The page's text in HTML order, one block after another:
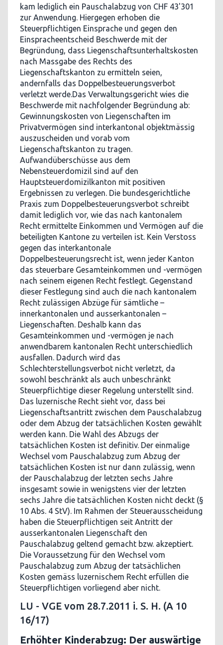
kam lediglich ein Pauschalabzug von CHF 43'301
zur Anwendung. Hiergegen erhoben die
Steuerpflichtigen Einsprache und gegen den
Einspracheentscheid Beschwerde mit der
Begründung, dass Liegenschaftsunterhaltskosten
nach Massgabe des Rechts des
Liegenschaftskanton zu ermitteln seien,
andernfalls das Doppelbesteuerungsverbot
verletzt werde.Das Verwaltungsgericht wies die
Beschwerde mit nachfolgender Begründung ab:
Gewinnungskosten von Liegenschaften im
Privatvermögen sind interkantonal objektmässig
auszuscheiden und vorab vom
Liegenschaftskanton zu tragen.
Aufwandüberschüsse aus dem
Nebensteuerdomizil sind auf den
Hauptsteuerdomizilkanton mit positiven
Ergebnissen zu verlegen. Die bundesgerichtliche
Praxis zum Doppelbesteuerungsverbot schreibt
damit lediglich vor, wie das nach kantonalem
Recht ermittelte Einkommen und Vermögen auf die
beteiligten Kantone zu verteilen ist. Kein Verstoss
gegen das interkantonale
Doppelbesteuerungsrecht ist, wenn jeder Kanton
das steuerbare Gesamteinkommen und -vermögen
nach seinem eigenen Recht festlegt. Gegenstand
dieser Festlegung sind auch die nach kantonalem
Recht zulässigen Abzüge für sämtliche –
innerkantonalen und ausserkantonalen –
Liegenschaften. Deshalb kann das
Gesamteinkommen und -vermögen je nach
anwendbarem kantonalen Recht unterschiedlich
ausfallen. Dadurch wird das
Schlechterstellungsverbot nicht verletzt, da
sowohl beschränkt als auch unbeschränkt
Steuerpflichtige dieser Regelung unterstellt sind.
Das luzernische Recht sieht vor, dass bei
Liegenschaftsantritt zwischen dem Pauschalabzug
oder dem Abzug der tatsächlichen Kosten gewählt
werden kann. Die Wahl des Abzugs der
tatsächlichen Kosten ist definitiv. Der einmalige
Wechsel vom Pauschalabzug zum Abzug der
tatsächlichen Kosten ist nur dann zulässig, wenn
der Pauschalabzug der letzten sechs Jahre
insgesamt sowie in wenigstens vier der letzten
sechs Jahre die tatsächlichen Kosten nicht deckt (§
10 Abs. 4 StV). Im Rahmen der Steuerausscheidung
haben die Steuerpflichtigen seit Antritt der
ausserkantonalen Liegenschaft den
Pauschalabzug geltend gemacht bzw. akzeptiert.
Die Voraussetzung für den Wechsel vom
Pauschalabzug zum Abzug der tatsächlichen
Kosten gemäss luzernischem Recht erfüllen die
Steuerpflichtigen vorliegend aber nicht.
LU - VGE vom 28.7.2011 i. S. H. (A 10
16/17)
Erhöhter Kinderabzug: Der auswärtige